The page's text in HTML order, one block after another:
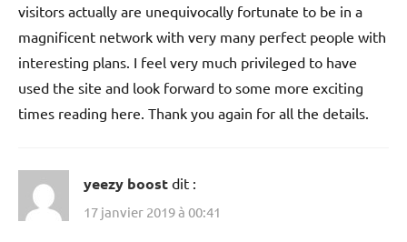
visitors actually are unequivocally fortunate to be in a
magnificent network with very many perfect people with
interesting plans. I feel very much privileged to have
used the site and look forward to some more exciting
times reading here. Thank you again for all the details.
yeezy boost dit :
17 janvier 2019 à 00:41